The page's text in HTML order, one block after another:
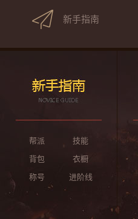
新手指南
帮派
技能
背包
衣橱
称号
进阶线